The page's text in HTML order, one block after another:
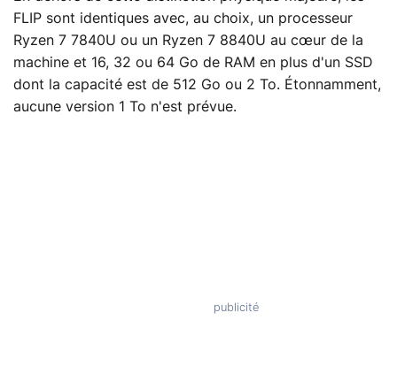
FLIP sont identiques avec, au choix, un processeur
Ryzen 7 7840U ou un Ryzen 7 8840U au cœur de la
machine et 16, 32 ou 64 Go de RAM en plus d'un SSD
dont la capacité est de 512 Go ou 2 To. Étonnamment,
aucune version 1 To n'est prévue.